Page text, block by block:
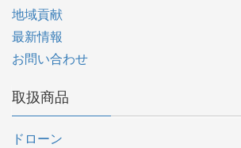
地域貢献
最新情報
お問い合わせ
取扱商品
ドローン